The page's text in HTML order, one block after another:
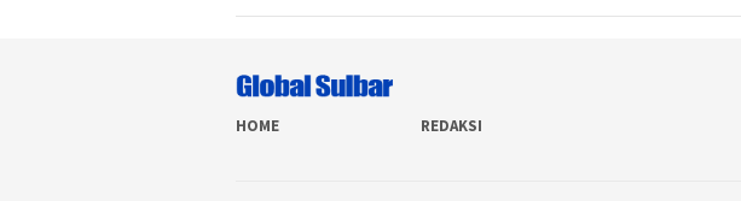
HOME REDAKSI